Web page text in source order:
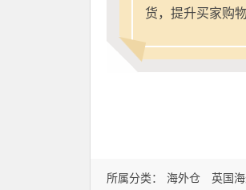
所属分类： 海外仓 英国
货，提升买家购